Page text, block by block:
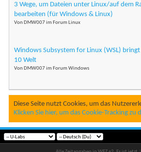
3 Wege, um Dateien unter Linux/auf dem
bearbeiten (für Windows & Linux)
Von DMW007 im Forum Linux
Windows Subsystem for Linux (WSL)
10 Welt
Von DMW007 im Forum Windows
Diese Seite nutzt Cookies, um das
Klicken Sie hier, um das Cookie-Tracking zu